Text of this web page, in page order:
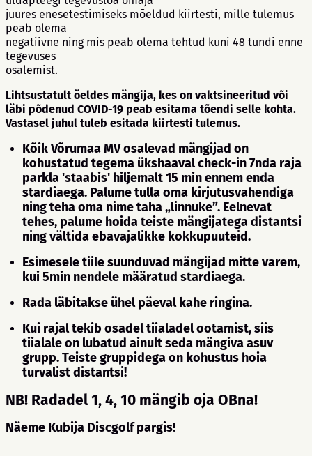
juures enesetestimiseks mõeldud kiirtesti, mille tulemus
peab olema
negatiivne ning mis peab olema tehtud kuni 48 tundi enne
tegevuses
osalemist.
Lihtsustatult öeldes mängija, kes on vaktsineeritud või
läbi põdenud COVID-19 peab esitama tõendi selle kohta.
Vastasel juhul tuleb esitada kiirtesti tulemus.
Kõik Võrumaa MV osalevad mängijad on
kohustatud tegema ükshaaval check-in 7nda raja
parkla 'staabis' hiljemalt 15 min ennem enda
stardiaega. Palume tulla oma kirjutusvahendiga
ning teha oma nime taha „linnuke”. Eelnevat
tehes, palume hoida teiste mängijatega distantsi
ning vältida ebavajalikke kokkupuuteid.
Esimesele tiile suunduvad mängijad mitte varem,
kui 5min nendele määratud stardiaega.
Rada läbitakse ühel päeval kahe ringina.
Kui rajal tekib osadel tiialadel ootamist, siis
tiialale on lubatud ainult seda mängiva asuv
grupp. Teiste gruppidega on kohustus hoia
turvalist distantsi!
NB! Radadel 1, 4, 10 mängib oja OBna!
Näeme Kubija Discgolf pargis!